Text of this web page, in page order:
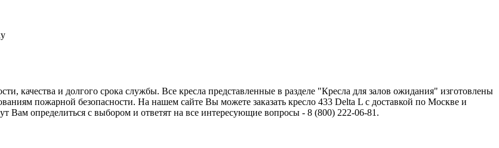
качества и долгого срока службы. Все кресла представленные в разделе "Кресла для залов ожидания" изготовлены
пожарной безопасности. На нашем сайте Вы можете заказать кресло 433 Delta L с доставкой по Москве и
определиться с выбором и ответят на все интересующие вопросы - 8 (800) 222-06-81.